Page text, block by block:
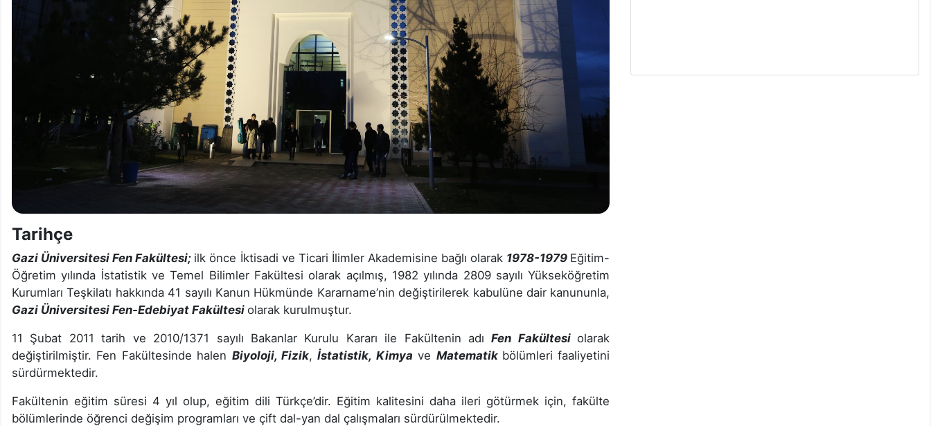
Tarihçe
Gazi Üniversitesi Fen Fakültesi; ilk önce İktisadi ve Ticari İlimler Akademisine bağlı olarak 1978-1979 Eğitim-
Öğretim yılında İstatistik ve Temel Bilimler Fakültesi olarak açılmış, 1982 yılında 2809 sayılı Yükseköğretim
Kurumları Teşkilatı hakkında 41 sayılı Kanun Hükmünde Kararname’nin değiştirilerek kabulüne dair kanununla,
Gazi Üniversitesi Fen-Edebiyat Fakültesi olarak kurulmuştur.
11 Şubat 2011 tarih ve 2010/1371 sayılı Bakanlar Kurulu Kararı ile Fakültenin adıFen Fakültesiolarak
değiştirilmiştir. Fen Fakültesinde halen Biyoloji, Fizik,İstatistik, Kimya ve Matematik bölümleri faaliyetini
sürdürmektedir.
Fakültenin eğitim süresi 4 yıl olup, eğitim dili Türkçe’dir. Eğitim kalitesini daha ileri götürmek için, fakülte
bölümlerinde öğrenci değişim programları ve çift dal-yan dal çalışmaları sürdürülmektedir.